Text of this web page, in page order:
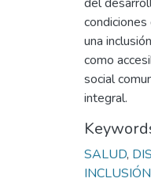
una
como
social
integral.
SALUD,
INCLUSIÓN